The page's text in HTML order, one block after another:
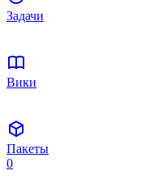
Задачи
Вики
Пакеты
0